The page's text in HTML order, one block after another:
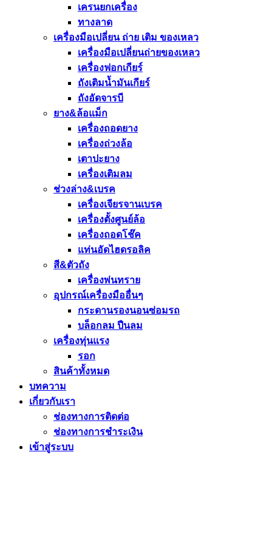
เครนยกเครื่อง
ทางลาด
เครื่องมือเปลี่ยน ถ่าย เติม ของเหลว
เครื่องมือเปลี่ยนถ่ายของเหลว
เครื่องฟอกเกียร์
ถังเติมน้ำมันเกียร์
ถังอัดจารบี
ยาง&ล้อแม็ก
เครื่องถอดยาง
เครื่องถ่วงล้อ
เตาปะยาง
เครื่องเติมลม
ช่วงล่าง&เบรค
เครื่องเจียรจานเบรค
เครื่องตั้งศูนย์ล้อ
เครื่องถอดโช๊ค
แท่นอัดไฮดรอลิค
สี&ตัวถัง
เครื่องพ่นทราย
อุปกรณ์เครื่องมืออื่นๆ
กระดานรองนอนซ่อมรถ
บล็อกลม ปืนลม
เครื่องทุ่นแรง
รอก
สินค้าทั้งหมด
บทความ
เกี่ยวกับเรา
ช่องทางการติดต่อ
ช่องทางการชำระเงิน
เข้าสู่ระบบ